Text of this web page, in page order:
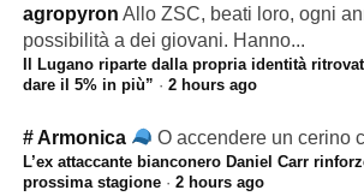
agropyron Allo ZSC, beati loro, ogni
possibilità a dei giovani. Hanno...
Il Lugano riparte dalla propria identità
dare il 5% in più” · 2 hours ago
# Armonica O accendere un cerino
L’ex attaccante bianconero Daniel Carr
prossima stagione· 2 hours ago